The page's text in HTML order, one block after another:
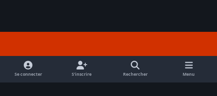
f
a
c
Se connecter S’inscrire Rechercher Menu